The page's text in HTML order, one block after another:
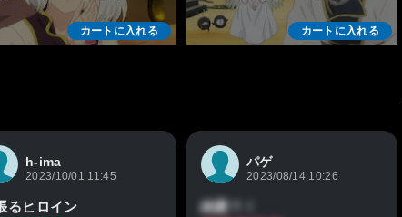
カートに入れる カートに入れる
h-ima
2023/10/01 11:45
るヒロイン
パゲ
2023/08/14 10:26
純愛？！